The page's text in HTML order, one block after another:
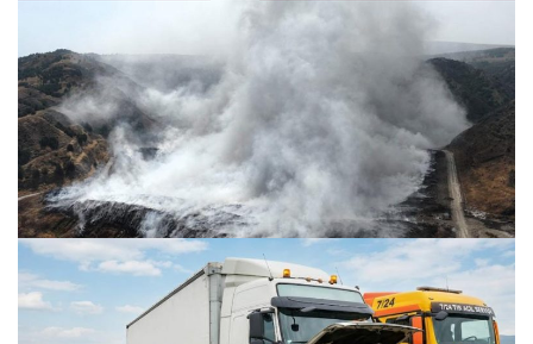
Amasya’da Beş Gün Süren Çöplük Yangını Kenti Etkiliyor